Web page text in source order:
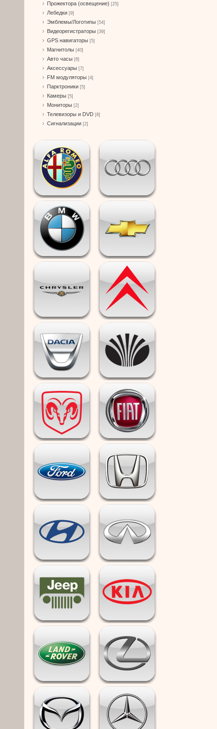
Прожектора (освещение) [25]
Лебедки [9]
Эмблемы/Логотипы [54]
Видеорегистраторы [39]
GPS навигаторы [5]
Магнитолы [40]
Авто часы [8]
Аксессуары [7]
FM модуляторы [4]
Парктроники [5]
Камеры [5]
Мониторы [2]
Телевизоры и DVD [8]
Сигнализации [2]